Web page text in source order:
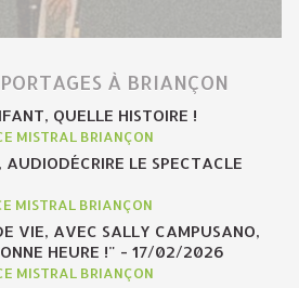
À BRIANÇON
QUELLE HISTOIRE !
MISTRAL BRIANÇON
AUDIODÉCRIRE LE SPECTACLE
MISTRAL BRIANÇON
VIE, AVEC SALLY CAMPUSANO,
HEURE !" - 17/02/2026
MISTRAL BRIANÇON